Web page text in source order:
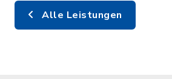
Alle Leistungen